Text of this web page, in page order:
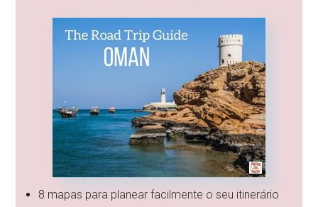
8 mapas para planear facilmente o seu itinerário